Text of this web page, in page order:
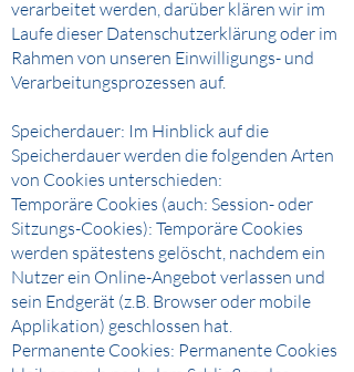
verarbeitet werden, darüber klären wir im
Laufe dieser Datenschutzerklärung oder im
Rahmen von unseren Einwilligungs- und
Verarbeitungsprozessen auf.
Speicherdauer: Im Hinblick auf die
Speicherdauer werden die folgenden Arten
von Cookies unterschieden:
Temporäre Cookies (auch: Session- oder
Sitzungs-Cookies): Temporäre Cookies
werden spätestens gelöscht, nachdem ein
Nutzer ein Online-Angebot verlassen und
sein Endgerät (z.B. Browser oder mobile
Applikation) geschlossen hat.
Permanente Cookies: Permanente Cookies